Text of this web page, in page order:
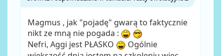
Magmus , jak "pojadę" gwarą to faktycznie
nikt ze mną nie pogada :
Nefri, Aggi jest PŁASKO
Ogólnie